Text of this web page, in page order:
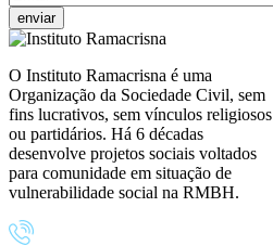
O Instituto Ramacrisna é uma
Organização da Sociedade Civil, sem
fins lucrativos, sem vínculos religiosos
ou partidários. Há 6 décadas
desenvolve projetos sociais voltados
para comunidade em situação de
vulnerabilidade social na RMBH.